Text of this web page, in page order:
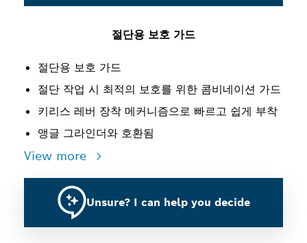
절단용 보호 가드
절단용 보호 가드
절단 작업 시 최적의 보호를 위한 콤비네이션 가드
키리스 레버 장착 메커니즘으로 빠르고 쉽게 부착
앵글 그라인더와 호환됨
View more
Unsure? I can help you decide